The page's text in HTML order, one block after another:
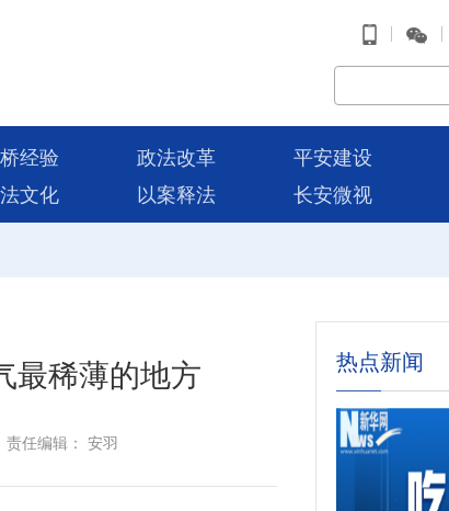
| |
经验 政法改革 平安建设
文化 以案释法 长安微视
最稀薄的地方
责任编辑： 安羽
热点新闻